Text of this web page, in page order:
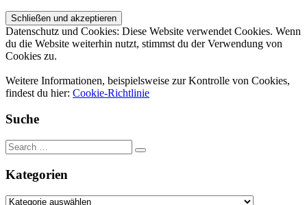
Datenschutz und Cookies: Diese Website verwendet Cookies. Wenn
du die Website weiterhin nutzt, stimmst du der Verwendung von
Cookies zu.
Weitere Informationen, beispielsweise zur Kontrolle von Cookies,
findest du hier: Cookie-Richtlinie
Suche
Kategorien
Kategorien